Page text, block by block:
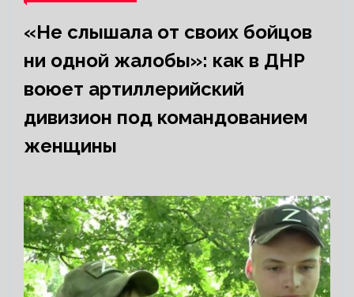
«Не слышала от своих бойцов
ни одной жалобы»: как в ДНР
воюет артиллерийский
дивизион под командованием
женщины